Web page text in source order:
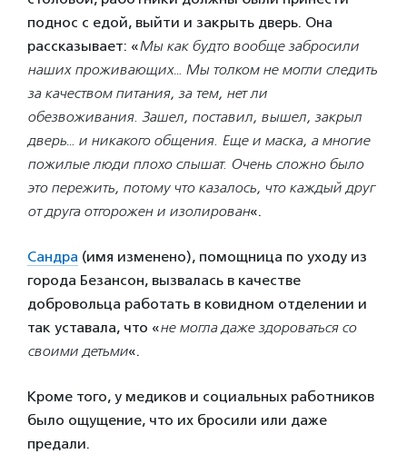
поднос с едой, выйти и закрыть дверь. Она
рассказывает: «Мы как будто вообще забросили
наших проживающих… Мы толком не могли следить
за качеством питания, за тем, нет ли
обезвоживания. Зашел, поставил, вышел, закрыл
дверь… и никакого общения. Еще и маска, а многие
пожилые люди плохо слышат. Очень сложно было
это пережить, потому что казалось, что каждый друг
от друга отгорожен и изолирован«.
Сандра (имя изменено), помощница по уходу из
города Безансон, вызвалась в качестве
добровольца работать в ковидном отделении и
так уставала, что «не могла даже здороваться со
своими детьми«.
Кроме того, у медиков и социальных работников
было ощущение, что их бросили или даже
предали.